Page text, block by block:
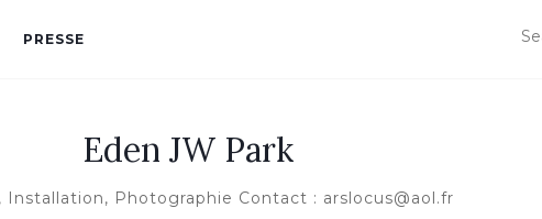
PRESSE
Eden JW Park
Installation, Photographie Contact : arslocus@aol.fr